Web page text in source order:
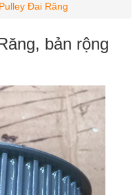
Đai Răng
40
bản rộng